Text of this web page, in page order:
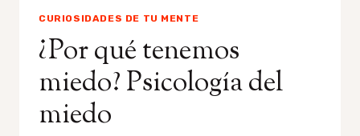
CURIOSIDADES DE TU MENTE
¿Por qué tenemos
miedo? Psicología del
miedo